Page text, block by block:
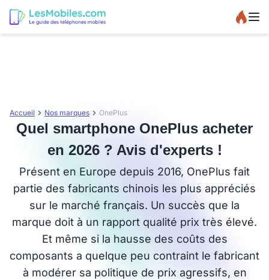
Accueil Nos marques OnePlus
Quel smartphone OnePlus acheter
en 2026 ? Avis d'experts !
Présent en Europe depuis 2016, OnePlus fait
partie des fabricants chinois les plus appréciés
sur le marché français. Un succès que la
marque doit à un rapport qualité prix très élevé.
Et même si la hausse des coûts des
composants a quelque peu contraint le fabricant
à modérer sa politique de prix agressifs, en